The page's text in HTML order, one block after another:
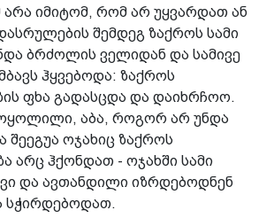
არა იმიტომ, რომ არ უყვარდათ ან
შემდეგ ზაქროს სამი
ბრძოლის ველიდან და სამივე
ჰყვებოდა: ზაქროს
ფხა გადასცდა და დაიხრჩოო.
აბა, როგორ არ უნდა
შეეგუა ოჯახიც ზაქროს
არც ჰქონდათ - ოჯახში სამი
და ავთანდილი იზრდებოდნენ
სჭირდებოდათ.